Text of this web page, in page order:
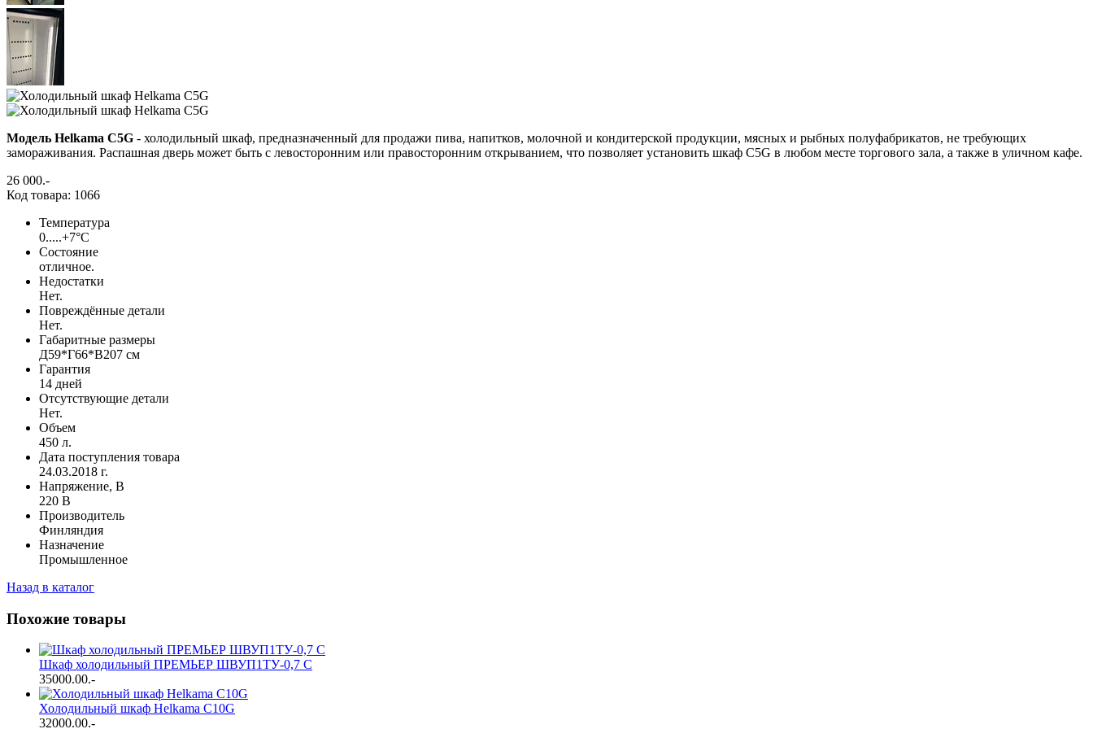
Модель Helkama C5G - холодильный шкаф, предназначенный для продажи пива, напитков, молочной и кондитерской продукции, мясных и рыбных полуфабрикатов, не требующих
замораживания. Распашная дверь может быть с левосторонним или правосторонним открыванием, что позволяет установить шкаф C5G в любом месте торгового зала, а также в уличном кафе.
26 000.-
Код товара: 1066
Температура
0.....+7°С
Состояние
отличное.
Недостатки
Нет.
Повреждённые детали
Нет.
Габаритные размеры
Д59*Г66*В207 см
Гарантия
14 дней
Отсутствующие детали
Нет.
Объем
450 л.
Дата поступления товара
24.03.2018 г.
Напряжение, В
220 В
Производитель
Финляндия
Назначение
Промышленное
Назад в каталог
Похожие товары
Шкаф холодильный ПРЕМЬЕР ШВУП1ТУ-0,7 С
35000.00.-
Холодильный шкаф Helkama C10G
32000.00.-